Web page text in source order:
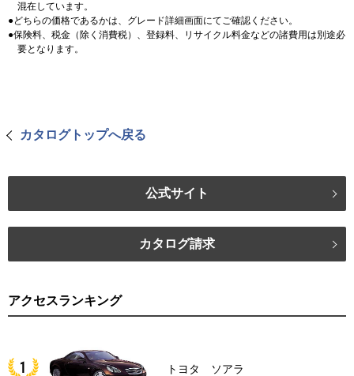
混在しています。
どちらの価格であるかは、グレード詳細画面にてご確認ください。
保険料、税金（除く消費税）、登録料、リサイクル料金などの諸費用は別途必
要となります。
カタログトップへ戻る
公式サイト
カタログ請求
アクセスランキング
トヨタ ソアラ